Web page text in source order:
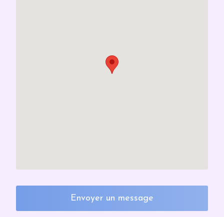
Envoyer un message